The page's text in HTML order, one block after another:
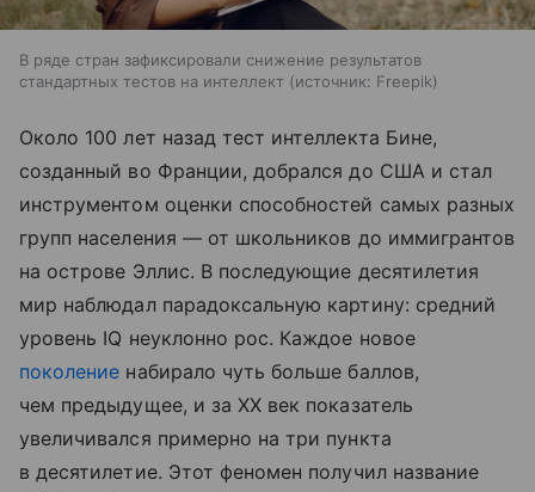
В ряде стран зафиксировали снижение результатов
стандартных тестов на интеллект
источник: Freepik
Около 100 лет назад тест интеллекта Бине,
созданный во Франции, добрался до США и стал
инструментом оценки способностей самых разных
групп населения — от школьников до иммигрантов
на острове Эллис. В последующие десятилетия
мир наблюдал парадоксальную картину: средний
уровень IQ неуклонно рос. Каждое новое
поколение набирало чуть больше баллов,
чем предыдущее, и за XX век показатель
увеличивался примерно на три пункта
в десятилетие. Этот феномен получил название